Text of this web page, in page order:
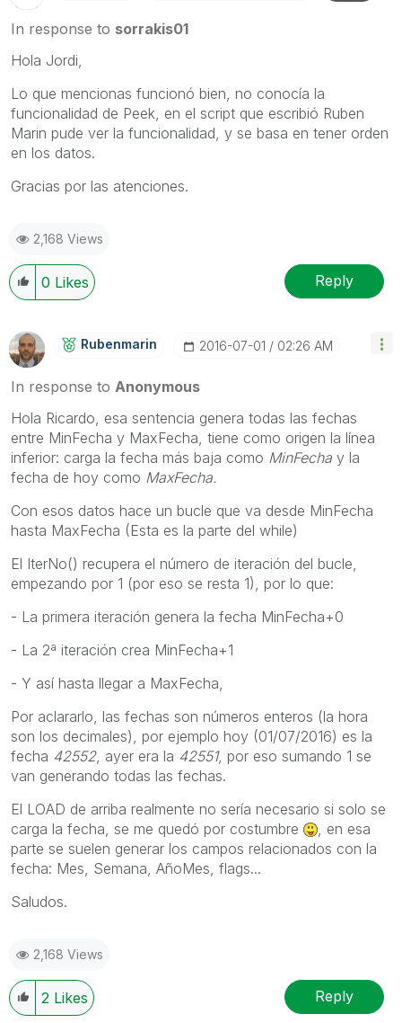
In response to sorrakis01
Hola Jordi,
Lo que mencionas funcionó bien, no conocía la
funcionalidad de Peek, en el script que escribió Ruben
Marin pude ver la funcionalidad, y se basa en tener orden
en los datos.
Gracias por las atenciones.
2,168 Views
0 Likes Reply
Rubenmarin ‎2016-07-01 02:26 AM
In response to Anonymous
Hola Ricardo, esa sentencia genera todas las fechas
entre MinFecha y MaxFecha, tiene como origen la línea
inferior: carga la fecha más baja como MinFecha y la
fecha de hoy como MaxFecha.
Con esos datos hace un bucle que va desde MinFecha
hasta MaxFecha (Esta es la parte del while)
El IterNo() recupera el número de iteración del bucle,
empezando por 1 (por eso se resta 1), por lo que:
- La primera iteración genera la fecha MinFecha+0
- La 2ª iteración crea MinFecha+1
- Y así hasta llegar a MaxFecha,
Por aclararlo, las fechas son números enteros (la hora
son los decimales), por ejemplo hoy (01/07/2016) es la
fecha 42552, ayer era la 42551, por eso sumando 1 se
van generando todas las fechas.
El LOAD de arriba realmente no sería necesario si solo se
carga la fecha, se me quedó por costumbre
, en esa
parte se suelen generar los campos relacionados con la
fecha: Mes, Semana, AñoMes, flags...
Saludos.
2,168 Views
2 Likes Reply